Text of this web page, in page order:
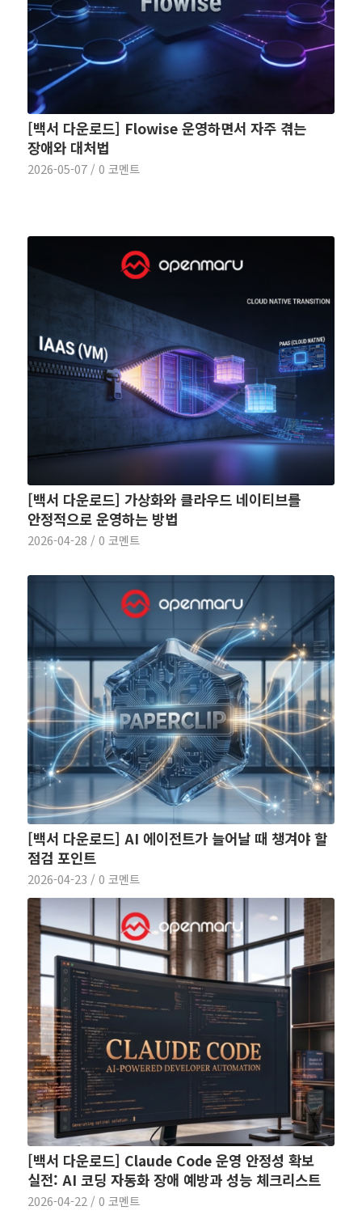
[백서 다운로드] Flowise 운영하면서 자주 겪는
장애와 대처법
2026-05-07 / 0 코멘트
[백서 다운로드] 가상화와 클라우드 네이티브를
안정적으로 운영하는 방법
2026-04-28 / 0 코멘트
[백서 다운로드] AI 에이전트가 늘어날 때 챙겨야 할
점검 포인트
2026-04-23 / 0 코멘트
[백서 다운로드] Claude Code 운영 안정성 확보
실전: AI 코딩 자동화 장애 예방과 성능 체크리스트
2026-04-22 / 0 코멘트